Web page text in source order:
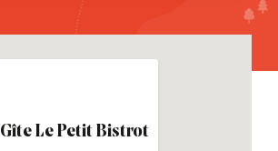
Gîte Le Petit Bistrot